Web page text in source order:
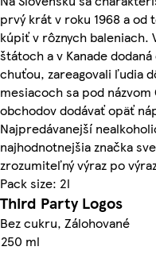
prvý krát v roku 1968 a od
kúpiť v rôznych baleniach.
štátoch a v Kanade
chuťou, zareagovali ľudia
mesiacoch sa pod
obchodov dodávať opäť
Najpredávanejší
najhodnotnejšia značka
zrozumiteľný výraz po
Pack size: 2l
Third Party Logos
Bez cukru, Zálohované
250 ml